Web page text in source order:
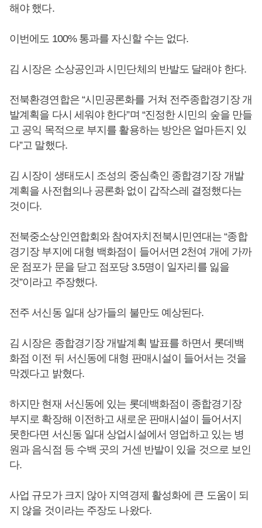
해야 했다.
이번에도 100% 통과를 자신할 수는 없다.
김 시장은 소상공인과 시민단체의 반발도 달래야 한다.
전북환경연합은 “시민공론화를 거쳐 전주종합경기장 개
발계획을 다시 세워야 한다”며 “진정한 시민의 숲을 만들
고 공익 목적으로 부지를 활용하는 방안은 얼마든지 있
다”고 말했다.
김 시장이 생태도시 조성의 중심축인 종합경기장 개발
계획을 사전협의나 공론화 없이 갑작스레 결정했다는
것이다.
전북중소상인연합회와 참여자치전북시민연대는 “종합
경기장 부지에 대형 백화점이 들어서면 2천여 개에 가까
운 점포가 문을 닫고 점포당 3.5명이 일자리를 잃을
것”이라고 주장했다.
전주 서신동 일대 상가들의 불만도 예상된다.
김 시장은 종합경기장 개발계획 발표를 하면서 롯데백
화점 이전 뒤 서신동에 대형 판매시설이 들어서는 것을
막겠다고 밝혔다.
하지만 현재 서신동에 있는 롯데백화점이 종합경기장
부지로 확장해 이전하고 새로운 판매시설이 들어서지
못한다면 서신동 일대 상업시설에서 영업하고 있는 병
원과 음식점 등 수백 곳의 거센 반발이 있을 것으로 보인
다.
사업 규모가 크지 않아 지역경제 활성화에 큰 도움이 되
지 않을 것이라는 주장도 나왔다.